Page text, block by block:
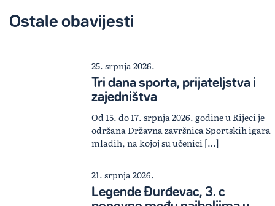
Ostale obavijesti
25. srpnja 2026.
Tri dana sporta, prijateljstva i
zajedništva
Od 15. do 17. srpnja 2026. godine u Rijeci je
održana Državna završnica Sportskih igara
mladih, na kojoj su učenici […]
21. srpnja 2026.
Legende Đurđevac, 3. c